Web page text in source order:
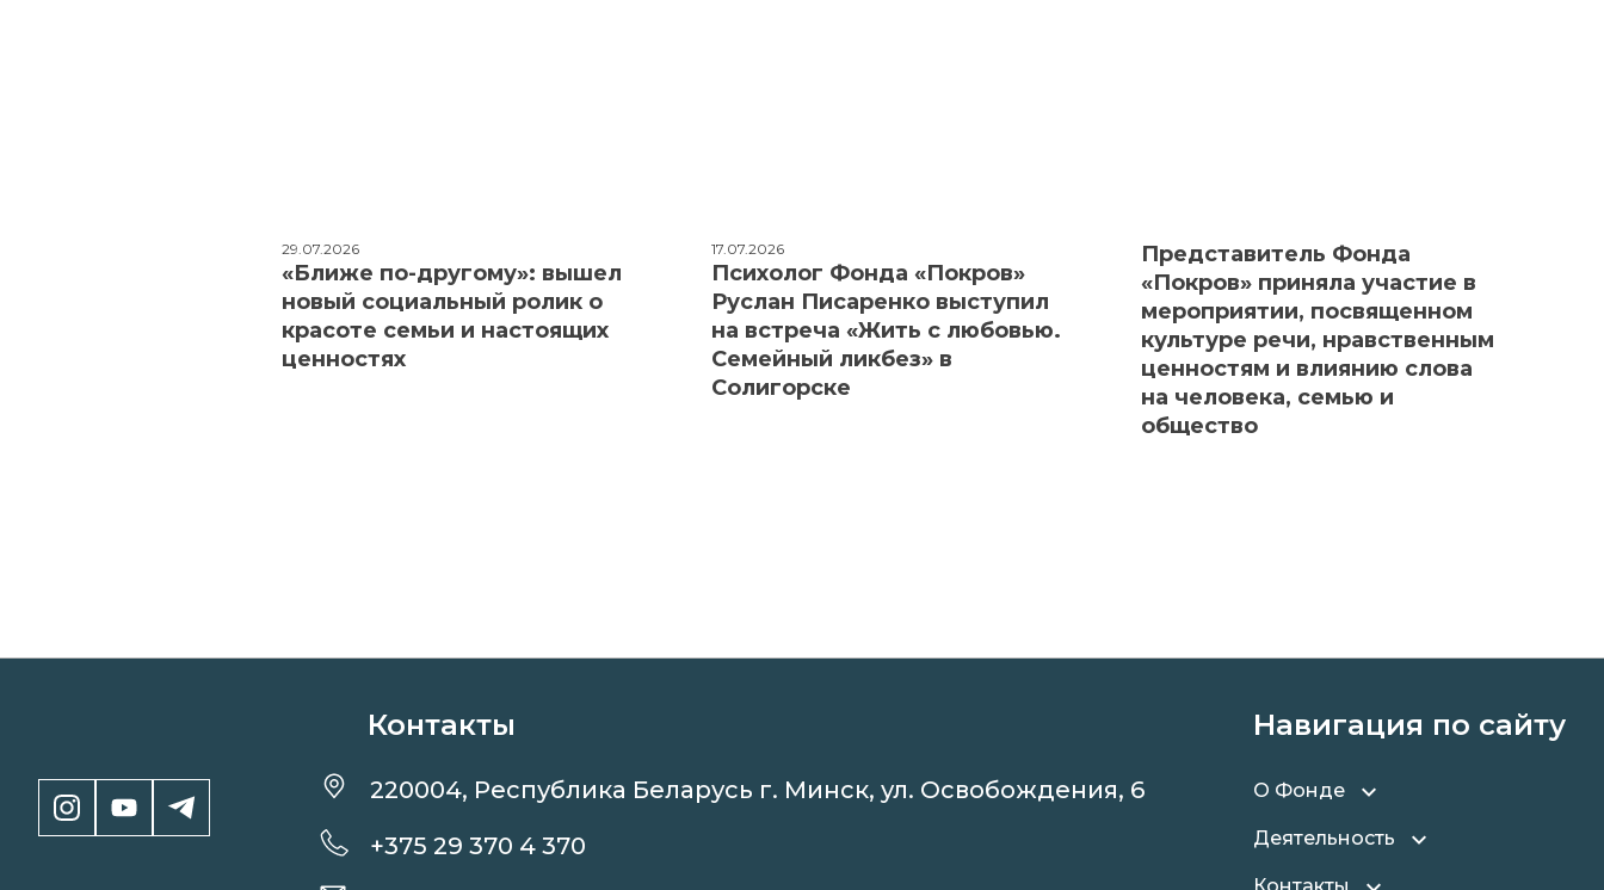
29.07.2026
«Ближе по-другому»: вышел
новый социальный ролик о
красоте семьи и настоящих
ценностях
17.07.2026
Психолог Фонда «Покров»
Руслан Писаренко выступил
на встреча «Жить с любовью.
Семейный ликбез» в
Солигорске
Представитель Фонда
«Покров» приняла участие в
мероприятии, посвященном
культуре речи, нравственным
ценностям и влиянию слова
на человека, семью и
общество
Контакты
220004, Республика Беларусь г. Минск, ул. Освобождения, 6
+375 29 370 4 370
Навигация по сайту
О Фонде
Деятельность